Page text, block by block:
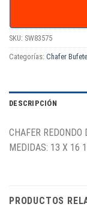
SKU: SW83575
Categorías: Chafer
DESCRIPCIÓN
CHAFER
MEDIDAS: 13 X 16
PRODUCTOS